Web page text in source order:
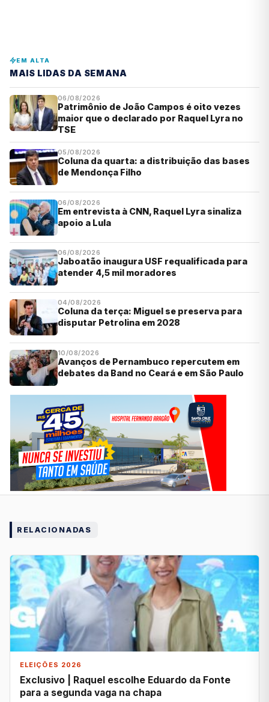
EM ALTA
MAIS LIDAS DA SEMANA
06/08/2026
Patrimônio de João Campos é oito vezes
maior que o declarado por Raquel Lyra no
TSE
05/08/2026
Coluna da quarta: a distribuição das bases
de Mendonça Filho
06/08/2026
Em entrevista à CNN, Raquel Lyra sinaliza
apoio a Lula
06/08/2026
Jaboatão inaugura USF requalificada para
atender 4,5 mil moradores
04/08/2026
Coluna da terça: Miguel se preserva para
disputar Petrolina em 2028
10/08/2026
Avanços de Pernambuco repercutem em
debates da Band no Ceará e em São Paulo
RELACIONADAS
ELEIÇÕES 2026
Exclusivo | Raquel escolhe Eduardo da Fonte
para a segunda vaga na chapa